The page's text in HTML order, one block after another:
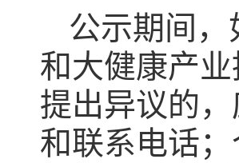
公示期间
和大健康产
提出异议的
和联系电话